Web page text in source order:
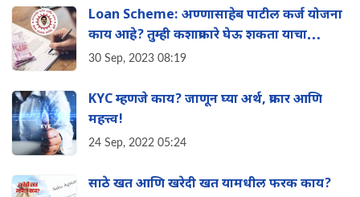
Loan Scheme: अण्णासाहेब पाटील कर्ज योजना
काय आहे? तुम्ही कशाप्रकारे घेऊ शकता याचा
फायदा? संपूर्ण माहिती एका क्लिकवर
30 Sep, 2023 08:19
KYC म्हणजे काय? जाणून घ्या अर्थ, प्रकार आणि
महत्त्व!
24 Sep, 2022 05:24
साठे खत आणि खरेदी खत यामधील फरक काय?